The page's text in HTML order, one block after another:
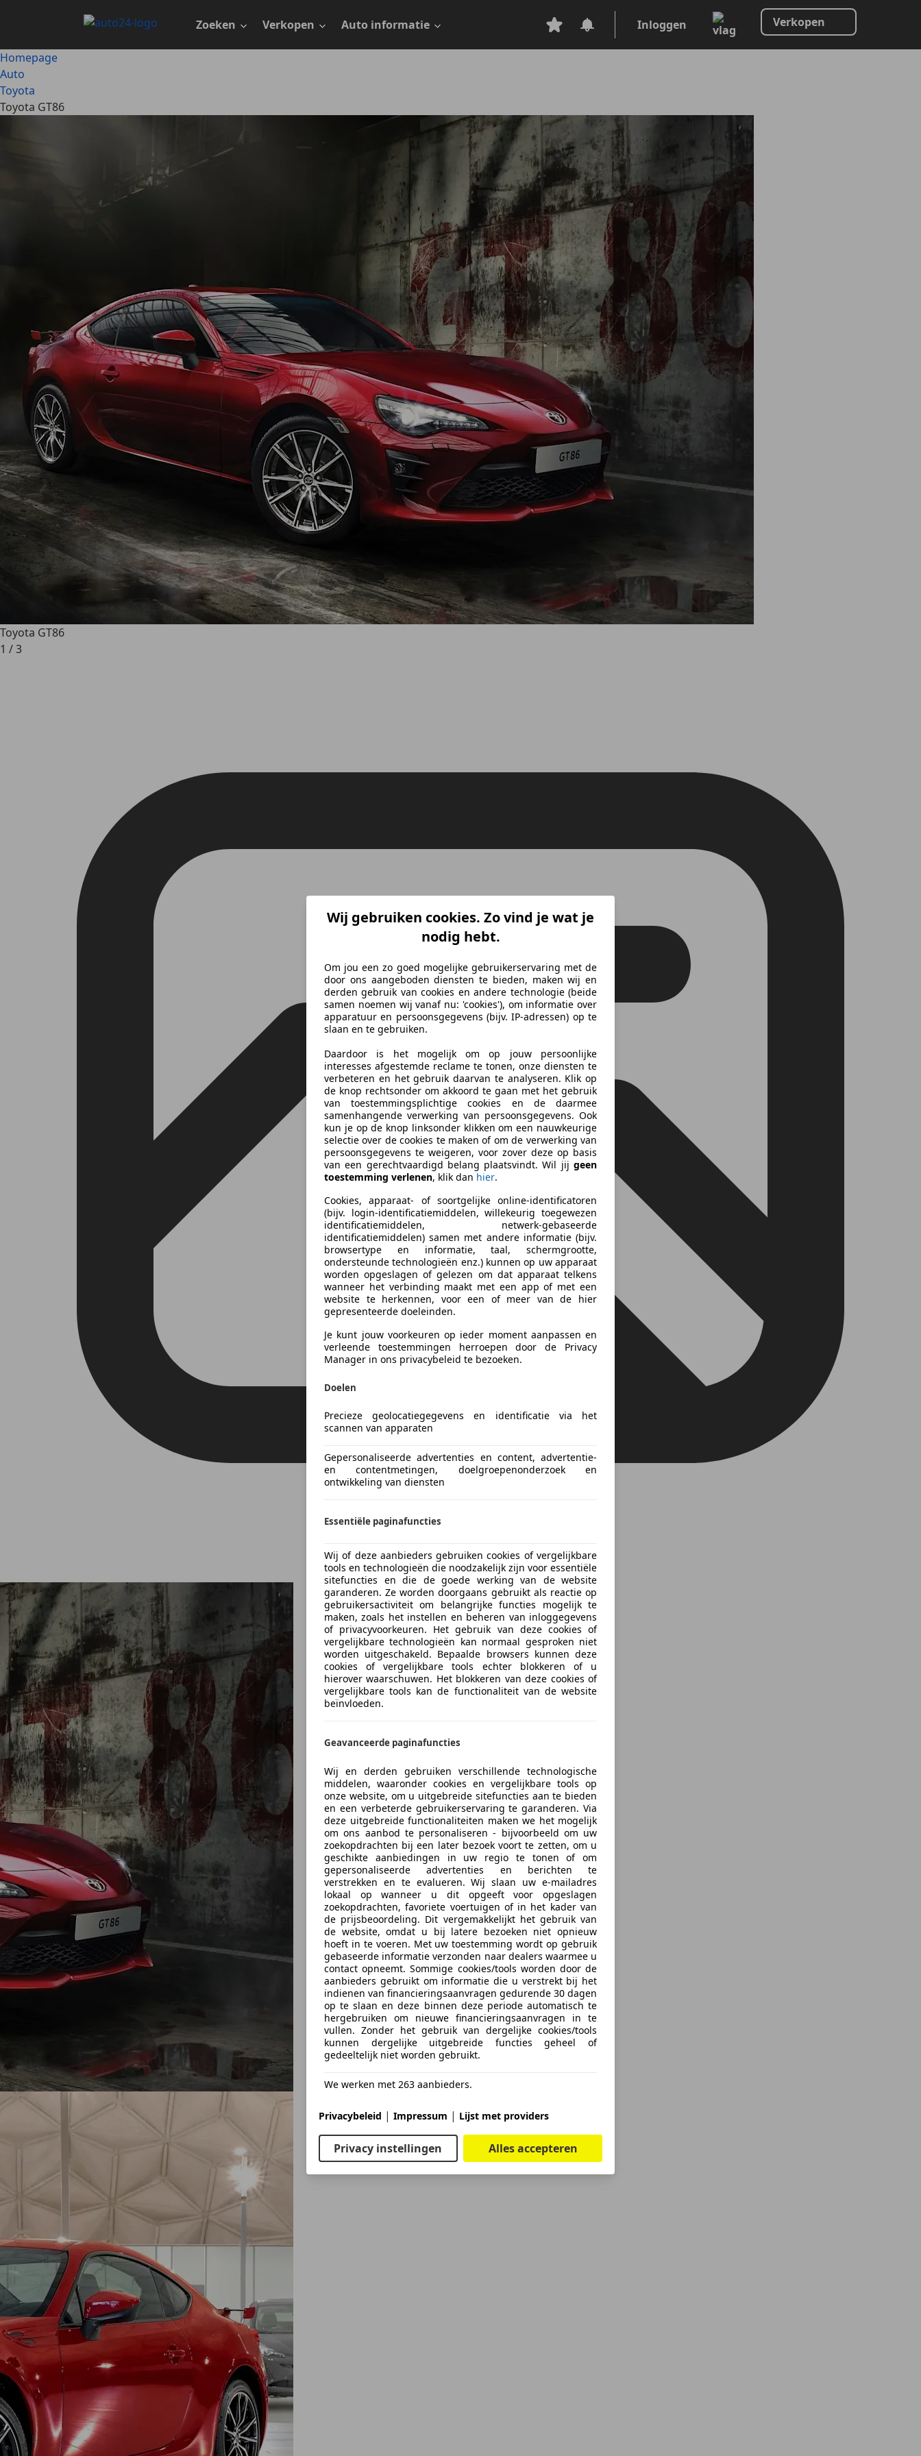
Zoeken Verkopen Auto informatie Inloggen Verkopen
Homepage
Auto
Toyota
Toyota GT86
Toyota GT86
1 /3
Wij gebruiken cookies. Zo vind je wat je
nodig hebt.
Om jou een zo goed mogelijke gebruikerservaring met de
door ons aangeboden diensten te bieden, maken wij en
derden gebruik van cookies en andere technologie (beide
samen noemen wij vanaf nu: 'cookies'), om informatie over
apparatuur en persoonsgegevens (bijv. IP-adressen) op te
slaan en te gebruiken.
Daardoor is het mogelijk om op jouw persoonlijke
interesses afgestemde reclame te tonen, onze diensten te
verbeteren en het gebruik daarvan te analyseren. Klik op
de knop rechtsonder om akkoord te gaan met het gebruik
van toestemmingsplichtige cookies en de daarmee
samenhangende verwerking van persoonsgegevens. Ook
kun je op de knop linksonder klikken om een nauwkeurige
selectie over de cookies te maken of om de verwerking van
persoonsgegevens te weigeren, voor zover deze op basis
van een gerechtvaardigd belang plaatsvindt. Wil jij geen
toestemming verlenen, klik dan hier.
Cookies, apparaat- of soortgelijke online-identificatoren
(bijv. login-identificatiemiddelen, willekeurig toegewezen
identificatiemiddelen, netwerk-gebaseerde
identificatiemiddelen) samen met andere informatie (bijv.
browsertype en informatie, taal, schermgrootte,
ondersteunde technologieën enz.) kunnen op uw apparaat
worden opgeslagen of gelezen om dat apparaat telkens
wanneer het verbinding maakt met een app of met een
website te herkennen, voor een of meer van de hier
gepresenteerde doeleinden.
Je kunt jouw voorkeuren op ieder moment aanpassen en
verleende toestemmingen herroepen door de Privacy
Manager in ons privacybeleid te bezoeken.
Doelen
Precieze geolocatiegegevens en identificatie via het
scannen van apparaten
Gepersonaliseerde advertenties en content, advertentie-
en contentmetingen, doelgroepenonderzoek en
ontwikkeling van diensten
Essentiële paginafuncties
Wij of deze aanbieders gebruiken cookies of vergelijkbare
tools en technologieën die noodzakelijk zijn voor essentiële
sitefuncties en die de goede werking van de website
garanderen. Ze worden doorgaans gebruikt als reactie op
gebruikersactiviteit om belangrijke functies mogelijk te
maken, zoals het instellen en beheren van inloggegevens
of privacyvoorkeuren. Het gebruik van deze cookies of
vergelijkbare technologieën kan normaal gesproken niet
worden uitgeschakeld. Bepaalde browsers kunnen deze
cookies of vergelijkbare tools echter blokkeren of u
hierover waarschuwen. Het blokkeren van deze cookies of
vergelijkbare tools kan de functionaliteit van de website
beïnvloeden.
Geavanceerde paginafuncties
Wij en derden gebruiken verschillende technologische
middelen, waaronder cookies en vergelijkbare tools op
onze website, om u uitgebreide sitefuncties aan te bieden
en een verbeterde gebruikerservaring te garanderen. Via
deze uitgebreide functionaliteiten maken we het mogelijk
om ons aanbod te personaliseren - bijvoorbeeld om uw
zoekopdrachten bij een later bezoek voort te zetten, om u
geschikte aanbiedingen in uw regio te tonen of om
gepersonaliseerde advertenties en berichten te
verstrekken en te evalueren. Wij slaan uw e-mailadres
lokaal op wanneer u dit opgeeft voor opgeslagen
zoekopdrachten, favoriete voertuigen of in het kader van
de prijsbeoordeling. Dit vergemakkelijkt het gebruik van
de website, omdat u bij latere bezoeken niet opnieuw
hoeft in te voeren. Met uw toestemming wordt op gebruik
gebaseerde informatie verzonden naar dealers waarmee u
contact opneemt. Sommige cookies/tools worden door de
aanbieders gebruikt om informatie die u verstrekt bij het
indienen van financieringsaanvragen gedurende 30 dagen
op te slaan en deze binnen deze periode automatisch te
hergebruiken om nieuwe financieringsaanvragen in te
vullen. Zonder het gebruik van dergelijke cookies/tools
kunnen dergelijke uitgebreide functies geheel of
gedeeltelijk niet worden gebruikt.
We werken met 263 aanbieders.
Privacybeleid | Impressum | Lijst met providers
Privacy instellingen Alles accepteren